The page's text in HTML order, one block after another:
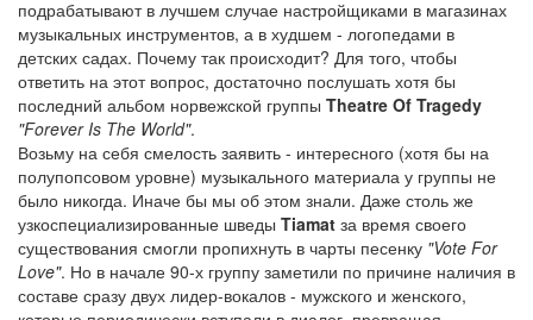
подрабатывают в лучшем случае настройщиками в магазинах
музыкальных инструментов, а в худшем - логопедами в
детских садах. Почему так происходит? Для того, чтобы
ответить на этот вопрос, достаточно послушать хотя бы
последний альбом норвежской группы Theatre Of Tragedy
"Forever Is The World".
Возьму на себя смелость заявить - интересного (хотя бы на
полупопсовом уровне) музыкального материала у группы не
было никогда. Иначе бы мы об этом знали. Даже столь же
узкоспециализированные шведы Tiamat за время своего
существования смогли пропихнуть в чарты песенку "Vote For
Love". Но в начале 90-х группу заметили по причине наличия в
составе сразу двух лидер-вокалов - мужского и женского,